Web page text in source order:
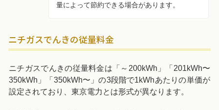
量によって節約できる場合があります。
ニチガスでんきの従量料金
ニチガスでんきの従量料金は「～200kWh」「201kWh〜
350kWh」「350kWh〜」の3段階で1kWhあたりの単価が
設定されており、東京電力とは形式が異なります。